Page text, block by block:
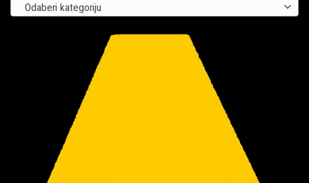
Odaberi kategoriju